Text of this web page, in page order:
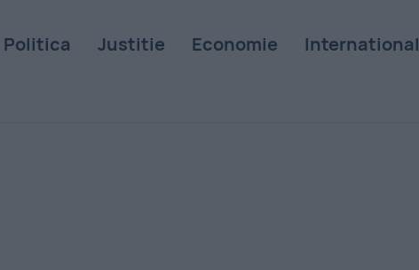
Politica Justitie Economie International